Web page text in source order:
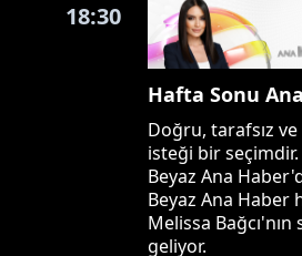
18:30
Hafta Sonu
Doğru, tarafsız
isteği bir
Beyaz Ana
Beyaz Ana Haber
Melissa
geliyor.